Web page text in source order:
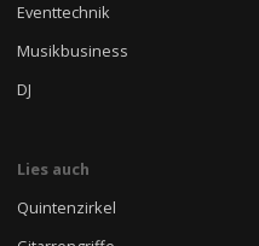
Eventtechnik
Musikbusiness
DJ
Lies auch
Quintenzirkel